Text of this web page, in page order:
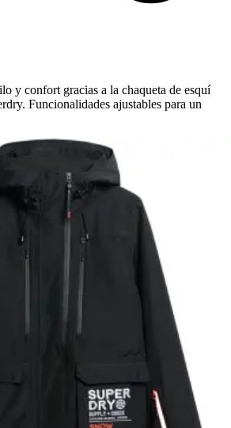
y confort gracias a la chaqueta de esquí
Funcionalidades ajustables para un